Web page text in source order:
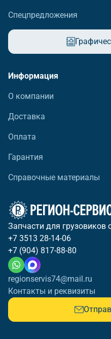
Спецпредложения
Информация
О компании
Доставка
Оплата
Гарантия
Справочные материалы
Запчасти для грузовиков
+7 3513 28-14-06
+7 (904) 817-88-80
regionservis74@mail.ru
Контакты и реквизиты